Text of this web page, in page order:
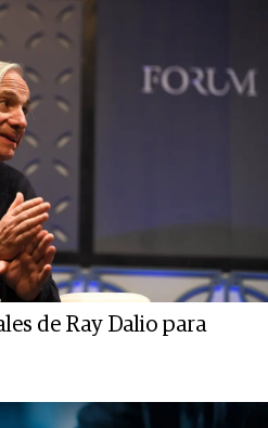
de Ray Dalio para